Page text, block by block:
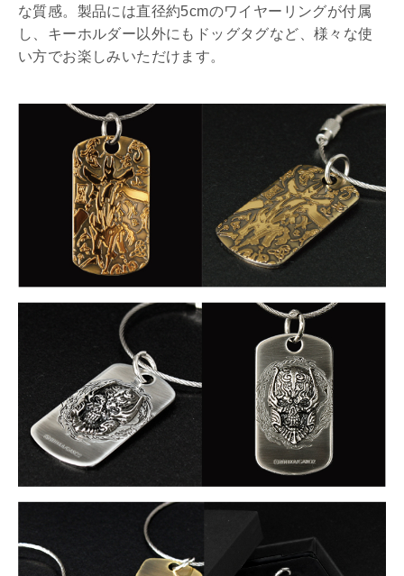
な質感。製品には直径約5cmのワイヤーリングが付属
し、キーホルダー以外にもドッグタグなど、様々な使
い方でお楽しみいただけます。